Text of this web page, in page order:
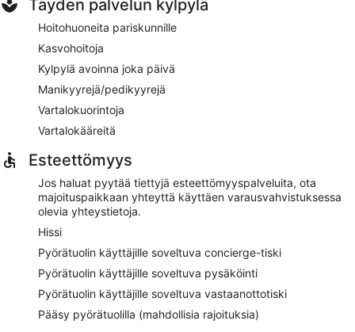
Täyden palvelun kylpylä
Hoitohuoneita pariskunnille
Kasvohoitoja
Kylpylä avoinna joka päivä
Manikyyrejä/pedikyyrejä
Vartalokuorintoja
Vartalokääreitä
Esteettömyys
Jos haluat pyytää tiettyjä esteettömyyspalveluita, ota
majoituspaikkaan yhteyttä käyttäen varausvahvistuksessa
olevia yhteystietoja.
Hissi
Pyörätuolin käyttäjille soveltuva concierge-tiski
Pyörätuolin käyttäjille soveltuva pysäköinti
Pyörätuolin käyttäjille soveltuva vastaanottotiski
Pääsy pyörätuolilla (mahdollisia rajoituksia)